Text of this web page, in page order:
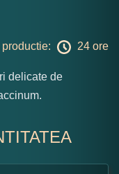
24 ore
delicate de